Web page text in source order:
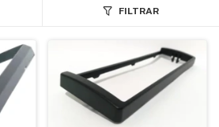
FILTRAR